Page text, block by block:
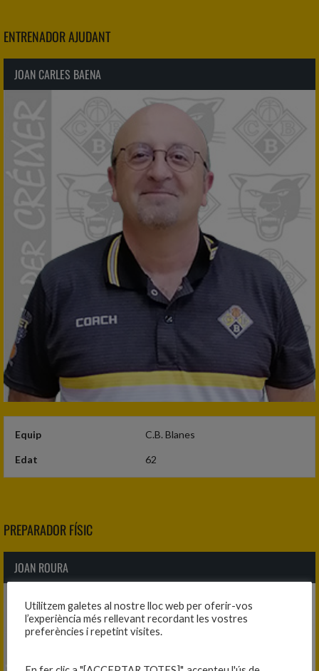
ENTRENADOR AJUDANT
JOAN CARLES BAENA
Equip C.B. Blanes
Edat 62
PREPARADOR FÍSIC
JOAN ROURA
Utilitzem galetes al nostre lloc web per oferir-vos
l’experiència més rellevant recordant les vostres
preferències i repetint visites.